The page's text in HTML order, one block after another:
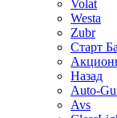
Volat
Westa
Zubr
Старт
Назад
Auto-
Avs